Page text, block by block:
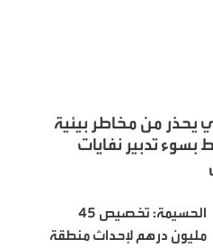
من مخاطر بيئية
بسوء تدبير نفايات
الحسيمة: تخصيص 45
مليون درهم لإحداث منطقة